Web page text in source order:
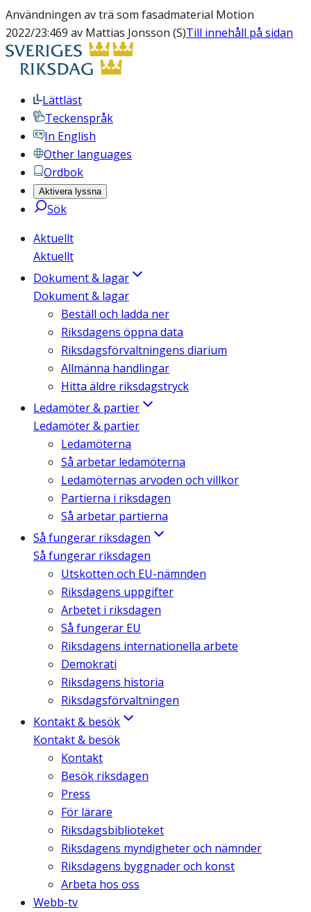
Användningen av trä som fasadmaterial Motion
2022/23:469 av Mattias Jonsson (S)Till innehåll på sidan
Lättläst
Teckenspråk
In English
Other languages
Ordbok
Aktivera lyssna
Sök
Aktuellt
Aktuellt
Dokument & lagar
Dokument & lagar
Beställ och ladda ner
Riksdagens öppna data
Riksdagsförvaltningens diarium
Allmänna handlingar
Hitta äldre riksdagstryck
Ledamöter & partier
Ledamöter & partier
Ledamöterna
Så arbetar ledamöterna
Ledamöternas arvoden och villkor
Partierna i riksdagen
Så arbetar partierna
Så fungerar riksdagen
Så fungerar riksdagen
Utskotten och EU-nämnden
Riksdagens uppgifter
Arbetet i riksdagen
Så fungerar EU
Riksdagens internationella arbete
Demokrati
Riksdagens historia
Riksdagsförvaltningen
Kontakt & besök
Kontakt & besök
Kontakt
Besök riksdagen
Press
För lärare
Riksdagsbiblioteket
Riksdagens myndigheter och nämnder
Riksdagens byggnader och konst
Arbeta hos oss
Webb-tv